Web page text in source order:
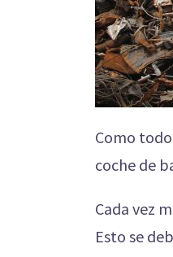
Como
coche de
Cada vez
Esto se